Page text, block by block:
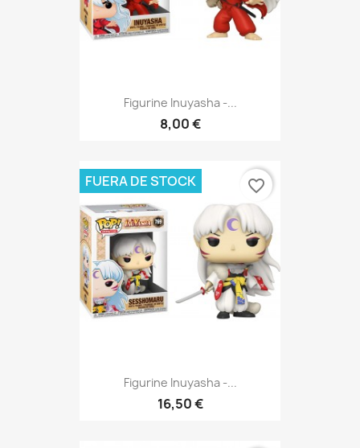
Figurine Inuyasha -...
8,00 €
Figurine Inuyasha -...
16,50 €
FUERA DE STOCK favorite_border